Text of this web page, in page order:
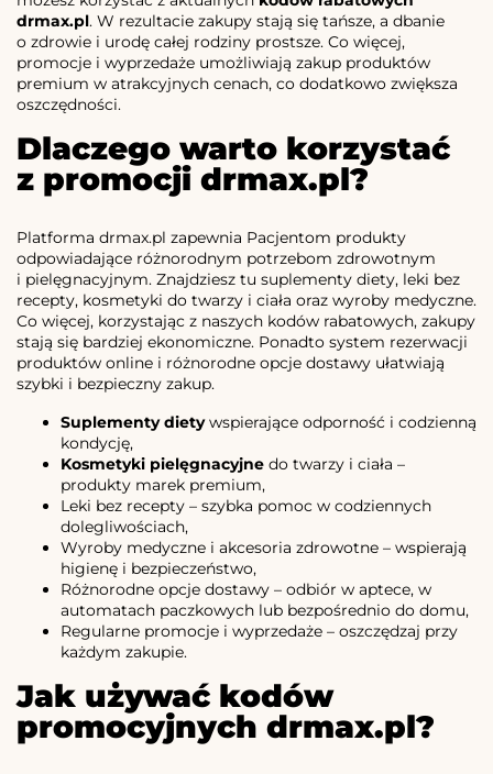
drmax.pl. W rezultacie zakupy stają się tańsze, a dbanie
o zdrowie i urodę całej rodziny prostsze. Co więcej,
promocje i wyprzedaże umożliwiają zakup produktów
premium w atrakcyjnych cenach, co dodatkowo zwiększa
oszczędności.
Dlaczego warto korzystać
z promocji drmax.pl?
Platforma drmax.pl zapewnia Pacjentom produkty
odpowiadające różnorodnym potrzebom zdrowotnym
i pielęgnacyjnym. Znajdziesz tu suplementy diety, leki bez
recepty, kosmetyki do twarzy i ciała oraz wyroby medyczne.
Co więcej, korzystając z naszych kodów rabatowych, zakupy
stają się bardziej ekonomiczne. Ponadto system rezerwacji
produktów online i różnorodne opcje dostawy ułatwiają
szybki i bezpieczny zakup.
Suplementy dietywspierające odporność i codzienną
kondycję,
Kosmetyki pielęgnacyjne do twarzy i ciała –
produkty marek premium,
Leki bez recepty – szybka pomoc w codziennych
dolegliwościach,
Wyroby medyczne i akcesoria zdrowotne – wspierają
higienę i bezpieczeństwo,
Różnorodne opcje dostawy – odbiór w aptece, w
automatach paczkowych lub bezpośrednio do domu,
Regularne promocje i wyprzedaże – oszczędzaj przy
każdym zakupie.
Jak używać kodów
promocyjnych drmax.pl?